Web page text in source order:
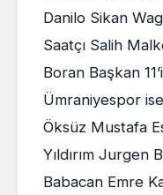
Danilo Sikan
Saatçı Salih
Boran Başkan
Ümraniyespor
Öksüz Mustafa
Yıldırım Jurgen
Babacan Emre